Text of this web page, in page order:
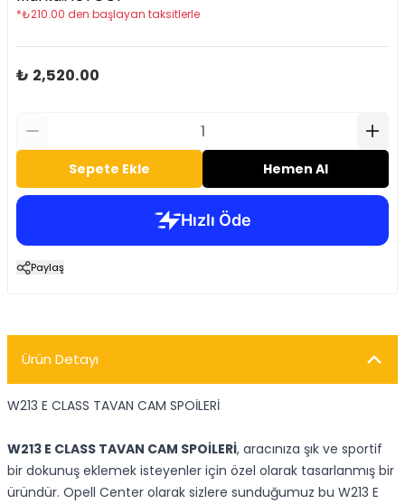
*₺210.00 den başlayan taksitlerle
₺ 2,520.00
Sepete Ekle Hemen Al
Paylaş
Ürün Detayı
W213 E CLASS TAVAN CAM SPOİLERİ
W213 E CLASS TAVAN CAM SPOİLERİ, aracınıza şık ve sportif
bir dokunuş eklemek isteyenler için özel olarak tasarlanmış bir
üründür. Opell Center olarak sizlere sunduğumuz bu W213 E